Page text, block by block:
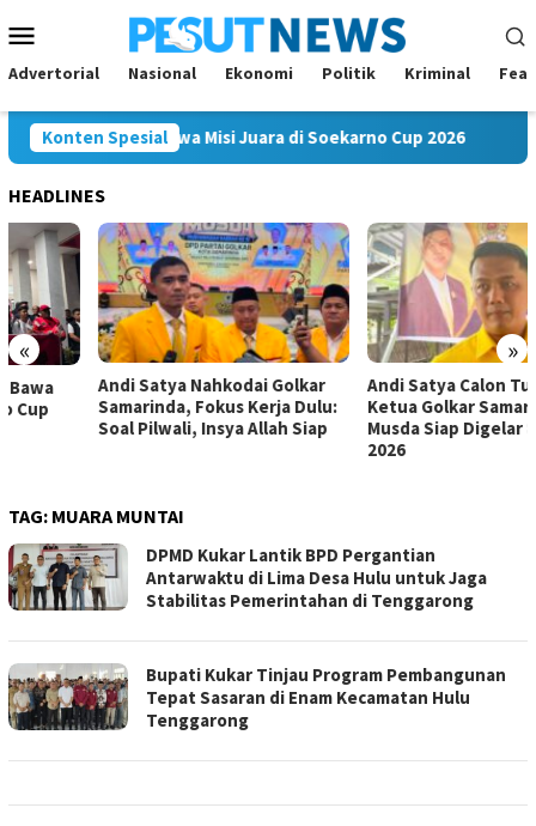
ke
kontenMobile
Advertorial Nasional Ekonomi Politik Kriminal
Konten Spesial
Mahakam FC Bawa Misi Juara di Soekarno Cup 2026
HEADLINES
« »
Andi Satya Nahkodai Golkar
Samarinda, Fokus Kerja Dulu:
Soal Pilwali, Insya Allah Siap
Andi Satya Calon Tunggal
Ketua Golkar Samarinda,
Musda Siap Digelar 8 Agustus
TAG: MUARA MUNTAI
DPMD Kukar Lantik BPD Pergantian
Antarwaktu di Lima Desa Hulu untuk Jaga
Stabilitas Pemerintahan di Tenggarong
Bupati Kukar Tinjau Program Pembangunan
Tepat Sasaran di Enam Kecamatan Hulu
Tenggarong